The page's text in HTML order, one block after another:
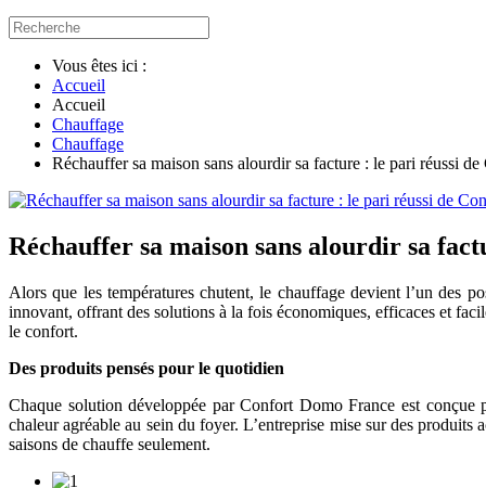
Vous êtes ici :
Accueil
Accueil
Chauffage
Chauffage
Réchauffer sa maison sans alourdir sa facture : le pari réussi
Réchauffer sa maison sans alourdir sa
Alors que les températures chutent, le chauffage devient l’un des
innovant, offrant des solutions à la fois économiques, efficaces et
le confort.
Des produits pensés pour le quotidien
Chaque solution développée par Confort Domo France est conçue
chaleur agréable au sein du foyer. L’entreprise mise sur des
saisons de chauffe seulement.